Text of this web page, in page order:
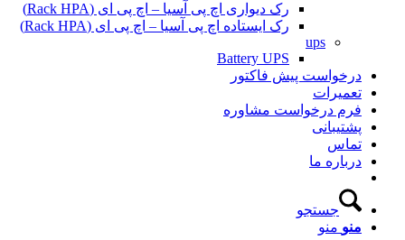
رک دیواری اچ پی آسیا – اچ پی ای (Rack HPA)
رک ایستاده اچ پی آسیا – اچ پی ای (Rack HPA)
ups
Battery UPS
درخواست پیش فاکتور
تعمیرات
فرم درخواست مشاوره
پشتیبانی
تماس
درباره ما
جستجو
منو منو